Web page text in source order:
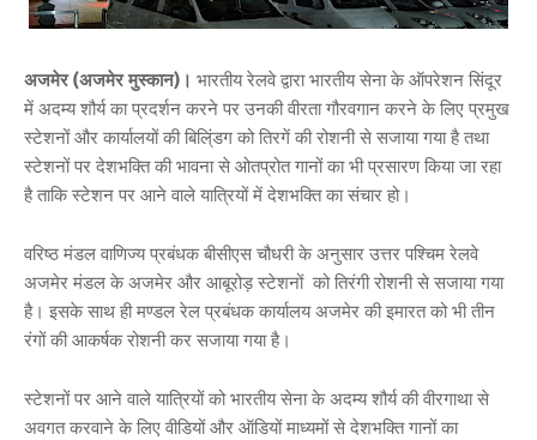
अजमेर (अजमेर मुस्कान)। भारतीय रेलवे द्वारा भारतीय सेना के ऑपरेशन सिंदूर
में अदम्य शौर्य का प्रदर्शन करने पर उनकी वीरता गौरवगान करने के लिए प्रमुख
स्टेशनों और कार्यालयों की बिलि्ंडग को तिरगें की रोशनी से सजाया गया है तथा
स्टेशनों पर देशभक्ति की भावना से ओतप्रोत गानों का भी प्रसारण किया जा रहा
है ताकि स्टेशन पर आने वाले यात्रियों में देशभक्ति का संचार हो।
वरिष्ठ मंडल वाणिज्य प्रबंधक बीसीएस चौधरी के अनुसार उत्तर पश्चिम रेलवे
अजमेर मंडल के अजमेर और आबूरोड़ स्टेशनों को तिरंगी रोशनी से सजाया गया
है। इसके साथ ही मण्डल रेल प्रबंधक कार्यालय अजमेर की इमारत को भी तीन
रंगों की आकर्षक रोशनी कर सजाया गया है।
स्टेशनों पर आने वाले यात्रियों को भारतीय सेना के अदम्य शौर्य की वीरगाथा से
अवगत करवाने के लिए वीडियों और ऑडियों माध्यमों से देशभक्ति गानों का